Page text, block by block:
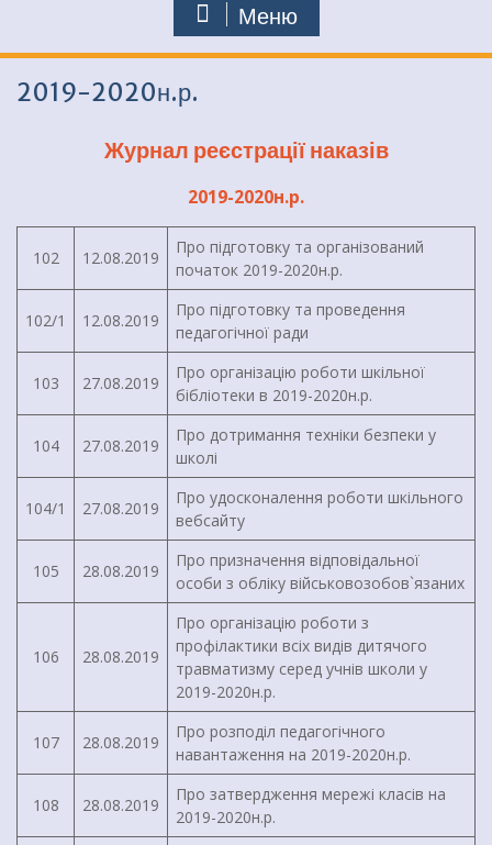
Меню
2019-2020н.р.
Журнал реєстрації наказів
2019-2020н.р.
102 12.08.2019
Про підготовку та організований
початок 2019-2020н.р.
102/1 12.08.2019
Про підготовку та проведення
педагогічної ради
103 27.08.2019
Про організацію роботи шкільної
бібліотеки в 2019-2020н.р.
104 27.08.2019
Про дотримання техніки безпеки у
школі
104/1 27.08.2019
Про удосконалення роботи шкільного
вебсайту
105 28.08.2019
Про призначення відповідальної
особи з обліку військовозобов`язаних
106 28.08.2019
Про організацію роботи з
профілактики всіх видів дитячого
травматизму серед учнів школи у
2019-2020н.р.
107 28.08.2019
Про розподіл педагогічного
навантаження на 2019-2020н.р.
108 28.08.2019
Про затвердження мережі класів на
2019-2020н.р.